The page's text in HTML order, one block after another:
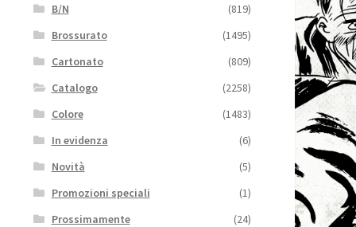
B/N
(819)
Brossurato
(1495)
Cartonato
(809)
Catalogo
(2258)
Colore
(1483)
In evidenza
(6)
Novità
(5)
Promozioni speciali
(1)
Prossimamente
(24)